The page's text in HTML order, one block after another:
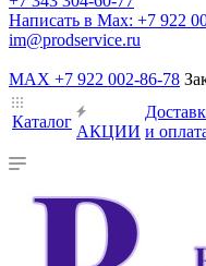
Написать в Max: +7 922
im@prodservice.ru
MAX +7 922 002-86-78
Каталог
АКЦИИ и